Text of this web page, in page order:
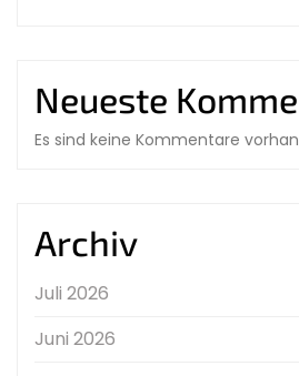
Neueste
Es sind keine Kommentare
Archiv
Juli 2026
Juni 2026